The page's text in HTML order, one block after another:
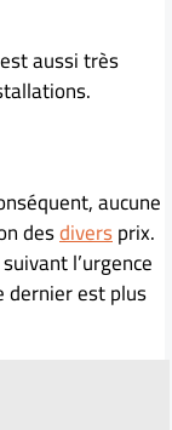
aussi très
aucune
desdiversprix.
l’urgence
est plus